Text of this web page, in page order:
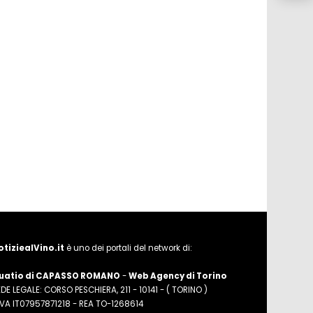
è uno dei portali del network di:
di CAPASSO ROMANO -Web Agency di Torino
LEGALE: CORSO PESCHIERA, 211 - 10141 - ( TORINO )
IT07957871218 - REA TO-1268614